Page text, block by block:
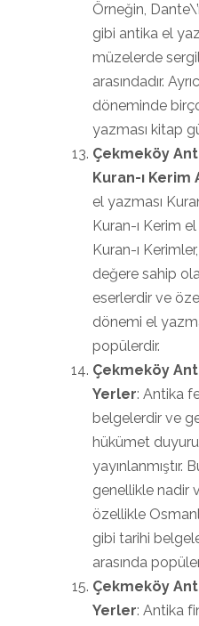
Örneğin,
gibi antika el
müzelerde
arasındadır.
döneminde
yazması kitap
Çekmeköy
Kuran-ı Kerim
el yazması
Kuran-ı Kerim el
Kuran-ı
değere sahip
eserlerdir ve
dönemi el
popülerdir.
Çekmeköy
Yerler: Antika
belgelerdir ve
hükümet
yayınlanmıştır.
genellikle nadir
özellikle
gibi tarihi
arasında
Çekmeköy
Yerler: Antika